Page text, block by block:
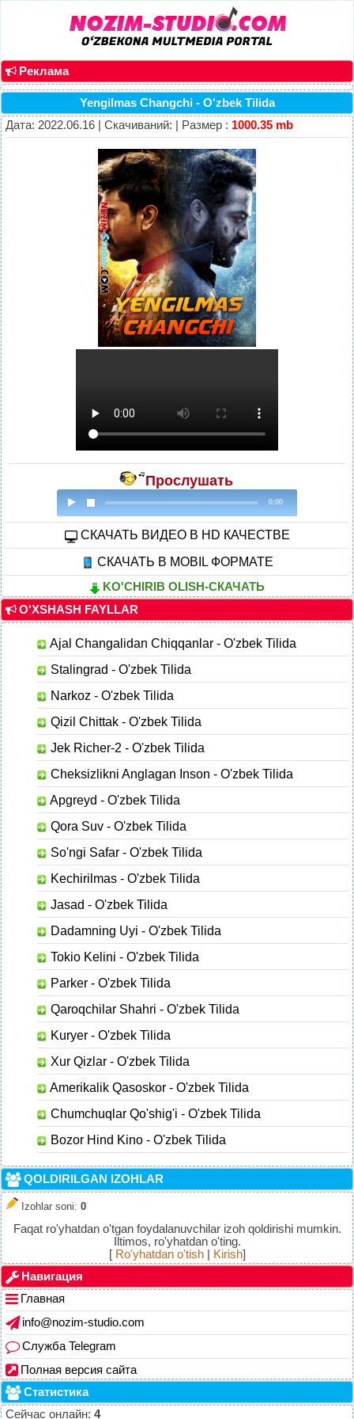
Реклама
Yengilmas Changchi - O'zbek Tilida
Дата: 2022.06.16 | Скачиваний: | Размер : 1000.35 mb
Прослушать
0:00
CКАЧАТЬ ВИДЕО В HD КАЧЕСТВЕ
СКАЧАТЬ В MOBIL ФОРМАТЕ
KO'CHIRIB OLISH-СКАЧАТЬ
O'XSHASH FAYLLAR
Ajal Changalidan Chiqqanlar - O'zbek Tilida
Stalingrad - O'zbek Tilida
Narkoz - O'zbek Tilida
Qizil Chittak - O'zbek Tilida
Jek Richer-2 - O'zbek Tilida
Cheksizlikni Anglagan Inson - O'zbek Tilida
Apgreyd - O'zbek Tilida
Qora Suv - O'zbek Tilida
So'ngi Safar - O'zbek Tilida
Kechirilmas - O'zbek Tilida
Jasad - O'zbek Tilida
Dadamning Uyi - O'zbek Tilida
Tokio Kelini - O'zbek Tilida
Parker - O'zbek Tilida
Qaroqchilar Shahri - O'zbek Tilida
Kuryer - O'zbek Tilida
Xur Qizlar - O'zbek Tilida
Amerikalik Qasoskor - O'zbek Tilida
Chumchuqlar Qo'shig'i - O'zbek Tilida
Bozor Hind Kino - O'zbek Tilida
QOLDIRILGAN IZOHLAR
Izohlar soni: 0
Faqat ro'yhatdan o'tgan foydalanuvchilar izoh qoldirishi mumkin.
Iltimos, ro'yhatdan o'ting.
[ Ro'yhatdan o'tish| Kirish]
Навигация
Главная
info@nozim-studio.com
Служба Telegram
Полная версия сайта
Статистика
Сейчас онлайн: 4